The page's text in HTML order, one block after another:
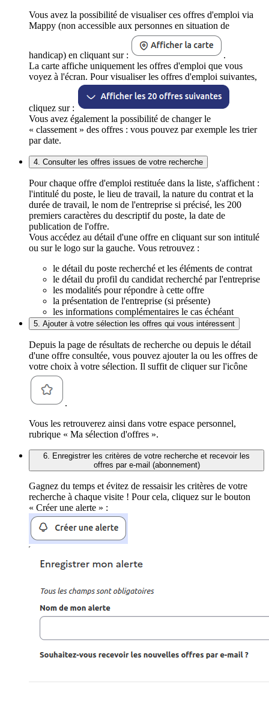
Vous avez la possibilité de visualiser ces offres d'emploi via
Mappy (non accessible aux personnes en situation de
handicap) en cliquant sur :
.
La carte affiche uniquement les offres d'emploi que vous
voyez à l'écran. Pour visualiser les offres d'emploi suivantes,
cliquez sur :
Vous avez également la possibilité de changer le
« classement » des offres : vous pouvez par exemple les trier
par date.
4. Consulter les offres issues de votre recherche
Pour chaque offre d'emploi restituée dans la liste, s'affichent :
l'intitulé du poste, le lieu de travail, la nature du contrat et la
durée de travail, le nom de l'entreprise si précisé, les 200
premiers caractères du descriptif du poste, la date de
publication de l'offre.
Vous accédez au détail d'une offre en cliquant sur son intitulé
ou sur le logo sur la gauche. Vous retrouvez :
le détail du poste recherché et les éléments de contrat
le détail du profil du candidat recherché par l'entreprise
les modalités pour répondre à cette offre
la présentation de l'entreprise (si présente)
les informations complémentaires le cas échéant
5. Ajouter à votre sélection les offres qui vous intéressent
Depuis la page de résultats de recherche ou depuis le détail
d'une offre consultée, vous pouvez ajouter la ou les offres de
votre choix à votre sélection. Il suffit de cliquer sur l'icône
.
Vous les retrouverez ainsi dans votre espace personnel,
rubrique « Ma sélection d'offres ».
6. Enregistrer les critères de votre recherche et recevoir les
offres par e-mail (abonnement)
Gagnez du temps et évitez de ressaisir les critères de votre
recherche à chaque visite ! Pour cela, cliquez sur le bouton
« Créer une alerte » :